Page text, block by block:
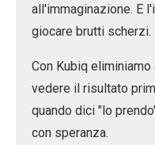
all'immaginazione. E
giocare brutti scherzi.
Con Kubiq
vedere il risultato
quando dici "lo
con speranza.